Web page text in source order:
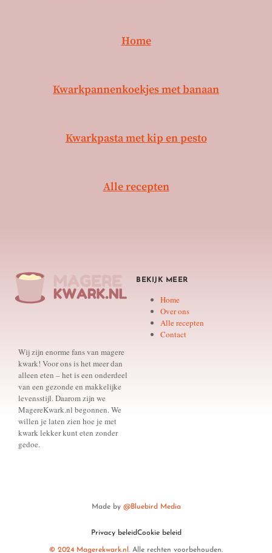
Home
Kwarkpannenkoekjes met banaan
Kwarkpasta met kip en pesto
Alle recepten
BEKIJK MEER
Home
Over ons
Alle recepten
Contact
Wij zijn enorme fans van magere
kwark! Voor ons is het meer dan
alleen eten – het is een onderdeel
van een gezonde en makkelijke
levensstijl. Daarom zijn we
MagereKwark.nl begonnen. We
willen je laten zien hoe je met
kwark lekker kunt eten zonder
gedoe.
Made by @Bluebird Media
Privacy beleidCookie beleid
© 2024 Magerekwark.nl. Alle rechten voorbehouden.